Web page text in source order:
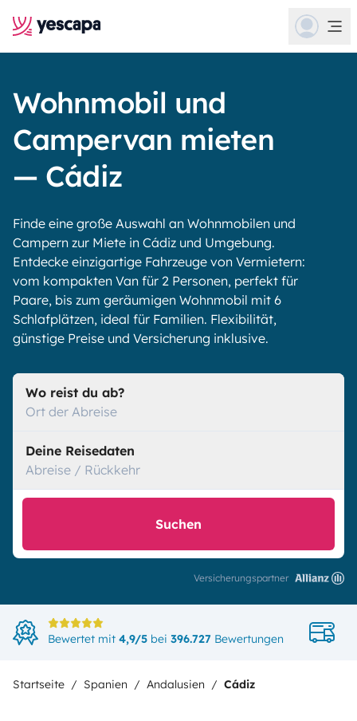
Wohnmobil und
Campervan mieten
— Cádiz
Finde eine große Auswahl an Wohnmobilen und
Campern zur Miete in Cádiz und Umgebung.
Entdecke einzigartige Fahrzeuge von Vermietern:
vom kompakten Van für 2 Personen, perfekt für
Paare, bis zum geräumigen Wohnmobil mit 6
Schlafplätzen, ideal für Familien. Flexibilität,
günstige Preise und Versicherung inklusive.
Wo reist du ab?
Ort der Abreise
Deine Reisedaten
Abreise / Rückkehr
Suchen
Versicherungspartner
Bewertet mit 4,9/5 bei 396.727 Bewertungen
Startseite Spanien Andalusien Cádiz